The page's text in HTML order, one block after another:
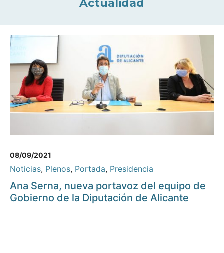
Actualidad
08/09/2021
Noticias, Plenos, Portada, Presidencia
Ana Serna, nueva portavoz del equipo de
Gobierno de la Diputación de Alicante